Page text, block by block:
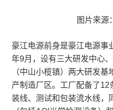
图片来源
豪江电源前身是豪江电源事
年9月，设有三大研发中心
（中山小榄镇）两大研发
产制造厂区。工厂配备了12
装线、测试和包装流水线，